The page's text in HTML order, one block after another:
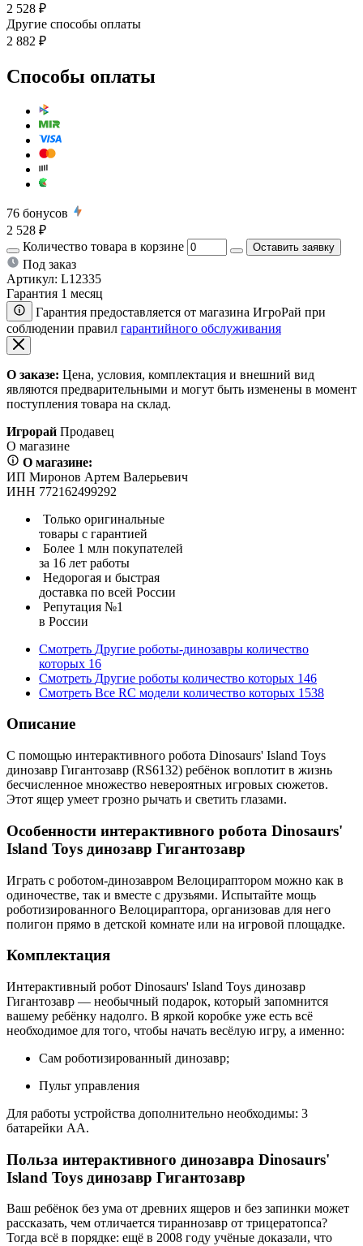
2 528 ₽
Другие способы оплаты
2 882 ₽
Способы оплаты
76 бонусов
2 528 ₽
Количество товара в корзине
Оставить заявку
Под заказ
Артикул: L12335
Гарантия 1 месяц
Гарантия предоставляется от магазина ИгроРай при
соблюдении правил гарантийного обслуживания
О заказе: Цена, условия, комплектация и внешний вид
являются предварительными и могут быть изменены в момент
поступления товара на склад.
Игрорай Продавец
О магазине
О магазине:
ИП Миронов Артем Валерьевич
ИНН 772162499292
Только оригинальные
товары с гарантией
Более 1 млн покупателей
за 16 лет работы
Недорогая и быстрая
доставка по всей России
Репутация №1
в России
Смотреть Другие роботы-динозавры количество
которых 16
Смотреть Другие роботы количество которых 146
Смотреть Все RC модели количество которых 1538
Описание
С помощью интерактивного робота Dinosaurs' Island Toys
динозавр Гигантозавр (RS6132) ребёнок воплотит в жизнь
бесчисленное множество невероятных игровых сюжетов.
Этот ящер умеет грозно рычать и светить глазами.
Особенности интерактивного робота Dinosaurs'
Island Toys динозавр Гигантозавр
Играть с роботом-динозавром Велоцираптором можно как в
одиночестве, так и вместе с друзьями. Испытайте мощь
роботизированного Велоцираптора, организовав для него
полигон прямо в детской комнате или на игровой площадке.
Комплектация
Интерактивный робот Dinosaurs' Island Toys динозавр
Гигантозавр — необычный подарок, который запомнится
вашему ребёнку надолго. В яркой коробке уже есть всё
необходимое для того, чтобы начать весёлую игру, а именно:
Сам роботизированный динозавр;
Пульт управления
Для работы устройства дополнительно необходимы: 3
батарейки АА.
Польза интерактивного динозавра Dinosaurs'
Island Toys динозавр Гигантозавр
Ваш ребёнок без ума от древних ящеров и без запинки может
рассказать, чем отличается тираннозавр от трицератопса?
Тогда всё в порядке: ещё в 2008 году учёные доказали, что